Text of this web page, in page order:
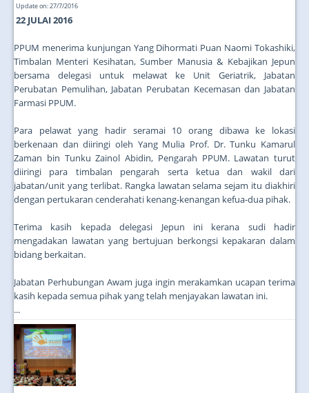
Update on: 27/7/2016
22 JULAI 2016
PPUM menerima kunjungan Yang Dihormati Puan Naomi Tokashiki,
Timbalan Menteri Kesihatan, Sumber Manusia & Kebajikan Jepun
bersama delegasi untuk melawat ke Unit Geriatrik, Jabatan
Perubatan Pemulihan, Jabatan Perubatan Kecemasan dan Jabatan
Farmasi PPUM.
Para pelawat yang hadir seramai 10 orang dibawa ke lokasi
berkenaan dan diiringi oleh Yang Mulia Prof. Dr. Tunku Kamarul
Zaman bin Tunku Zainol Abidin, Pengarah PPUM. Lawatan turut
diiringi para timbalan pengarah serta ketua dan wakil dari
jabatan/unit yang terlibat. Rangka lawatan selama sejam itu diakhiri
dengan pertukaran cenderahati kenang-kenangan kefua-dua pihak.
Terima kasih kepada delegasi Jepun ini kerana sudi hadir
mengadakan lawatan yang bertujuan berkongsi kepakaran dalam
bidang berkaitan.
Jabatan Perhubungan Awam juga ingin merakamkan ucapan terima
kasih kepada semua pihak yang telah menjayakan lawatan ini.
...